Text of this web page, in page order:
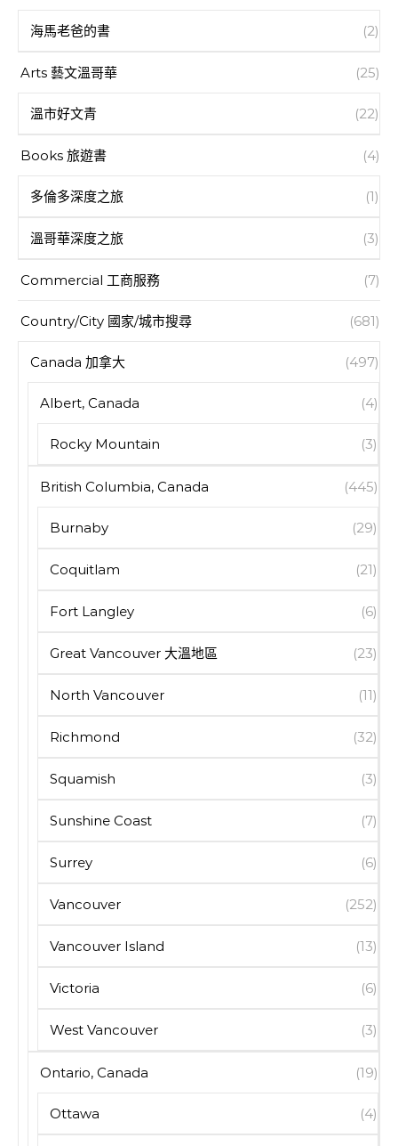
海馬老爸的書 (2)
Arts 藝文溫哥華 (25)
溫市好文青 (22)
Books 旅遊書 (4)
多倫多深度之旅 (1)
溫哥華深度之旅 (3)
Commercial 工商服務 (7)
Country/City 國家/城市搜尋 (681)
Canada 加拿大 (497)
Albert, Canada (4)
Rocky Mountain (3)
British Columbia, Canada (445)
Burnaby (29)
Coquitlam (21)
Fort Langley (6)
Great Vancouver 大溫地區 (23)
North Vancouver (11)
Richmond (32)
Squamish (3)
Sunshine Coast (7)
Surrey (6)
Vancouver (252)
Vancouver Island (13)
Victoria (6)
West Vancouver (3)
Ontario, Canada (19)
Ottawa (4)